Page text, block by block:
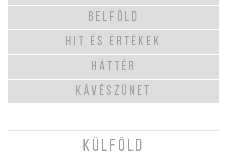
BELFÖLD
HIT ÉS ÉRTÉKEK
HÁTTÉR
KÁVÉSZÜNET
KÜLFÖLD